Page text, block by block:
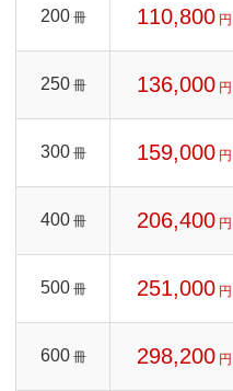
200 冊 110,800 円
250 冊 136,000 円
300 冊 159,000 円
400 冊 206,400 円
500 冊 251,000 円
600 冊 298,200 円